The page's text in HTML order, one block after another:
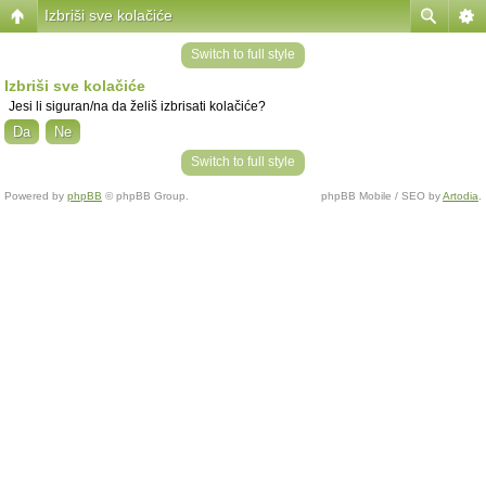
Izbriši sve kolačiće
Switch to full style
Izbriši sve kolačiće
Jesi li siguran/na da želiš izbrisati kolačiće?
Switch to full style
Powered by phpBB © phpBB Group. phpBB Mobile / SEO byArtodia